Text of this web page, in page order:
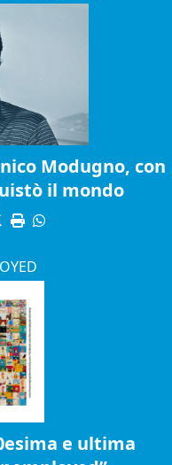
Modugno, con
il mondo
e ultima